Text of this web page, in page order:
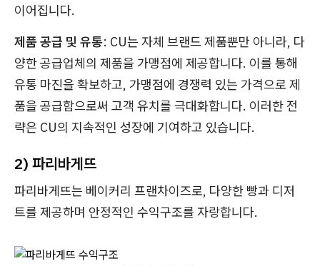
이어집니다.
제품 공급 및 유통: CU는 자체 브랜드 제품뿐만 아니라, 다
양한 공급업체의 제품을 가맹점에 제공합니다. 이를 통해
유통 마진을 확보하고, 가맹점에 경쟁력 있는 가격으로 제
품을 공급함으로써 고객 유치를 극대화합니다. 이러한 전
략은 CU의 지속적인 성장에 기여하고 있습니다.
2) 파리바게뜨
파리바게뜨는 베이커리 프랜차이즈로, 다양한 빵과 디저
트를 제공하며 안정적인 수익구조를 자랑합니다.